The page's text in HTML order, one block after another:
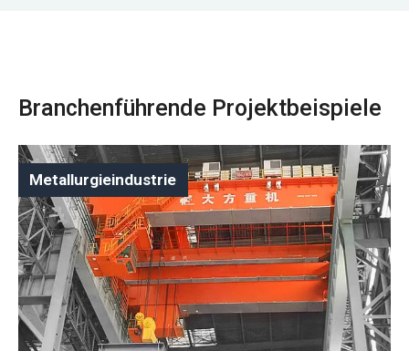
Branchenführende Projektbeispiele
Metallurgieindustrie